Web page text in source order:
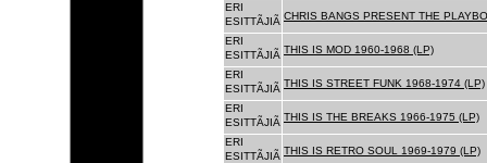
ERI
ESITTÃJIÃ CHRIS BANGS PRESENT THE
ERI
ESITTÃJIÃ THIS IS MOD 1960-1968 (LP)
ERI
ESITTÃJIÃ THIS IS STREET FUNK 1968-1974 (LP)
ERI
ESITTÃJIÃ THIS IS THE BREAKS 1966-1975 (LP)
ERI
ESITTÃJIÃ THIS IS RETRO SOUL 1969-1979 (LP)